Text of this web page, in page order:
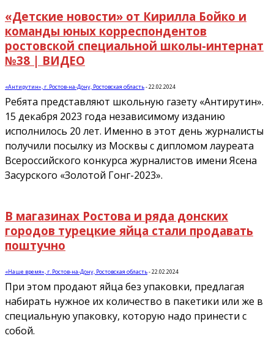
«Детские новости» от Кирилла Бойко и
команды юных корреспондентов
ростовской специальной школы-интернат
№38 | ВИДЕО
«Антирутин», г. Ростов-на-Дону, Ростовская область-22.02.2024
Ребята представляют школьную газету «Антирутин».
15 декабря 2023 года независимому изданию
исполнилось 20 лет. Именно в этот день журналисты
получили посылку из Москвы с дипломом лауреата
Всероссийского конкурса журналистов имени Ясена
Засурского «Золотой Гонг-2023».
В магазинах Ростова и ряда донских
городов турецкие яйца стали продавать
поштучно
«Наше время», г. Ростов-на-Дону, Ростовская область-22.02.2024
При этом продают яйца без упаковки, предлагая
набирать нужное их количество в пакетики или же в
специальную упаковку, которую надо принести с
собой.